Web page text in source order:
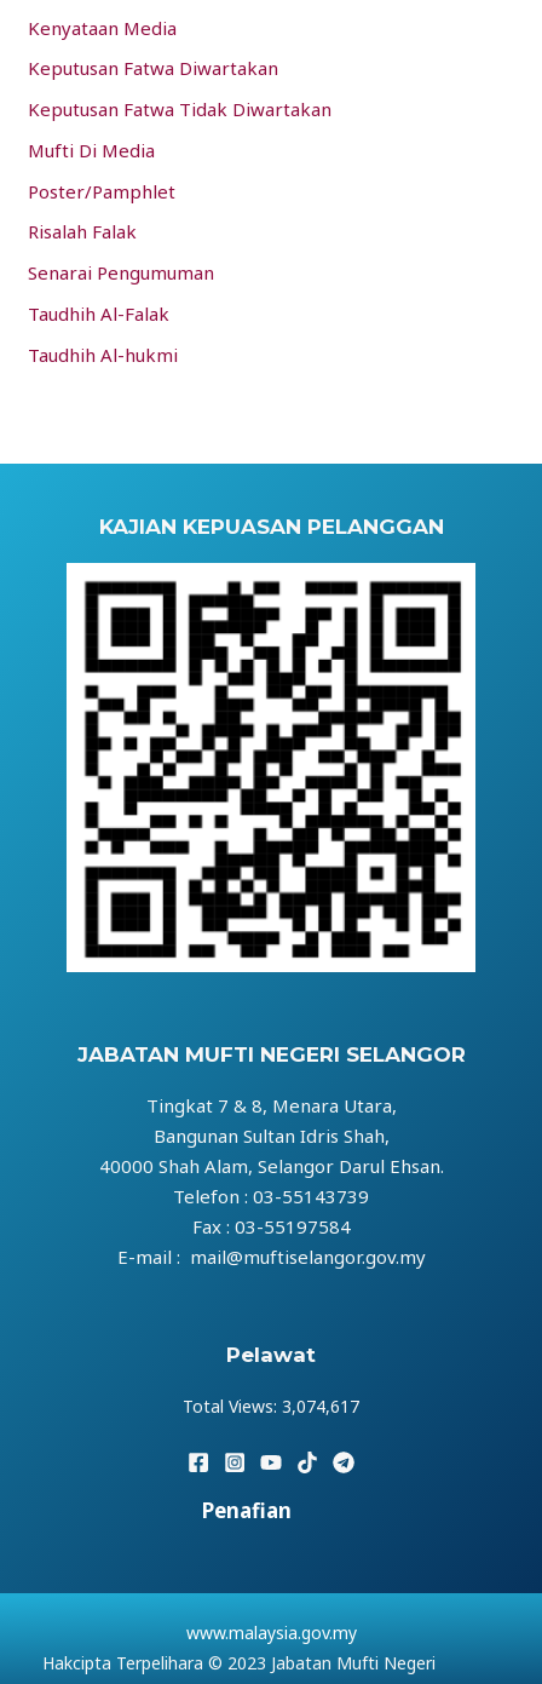
Kenyataan Media
Keputusan Fatwa Diwartakan
Keputusan Fatwa Tidak Diwartakan
Mufti Di Media
Poster/Pamphlet
Risalah Falak
Senarai Pengumuman
Taudhih Al-Falak
Taudhih Al-hukmi
KAJIAN KEPUASAN PELANGGAN
JABATAN MUFTI NEGERI SELANGOR
Tingkat 7 & 8, Menara Utara,
Bangunan Sultan Idris Shah,
40000 Shah Alam, Selangor Darul Ehsan.
Telefon : 03-55143739
Fax : 03-55197584
E-mail : mail@muftiselangor.gov.my
Pelawat
Total Views: 3,074,617
Penafian
www.malaysia.gov.my
Hakcipta Terpelihara © 2023 Jabatan Mufti Negeri